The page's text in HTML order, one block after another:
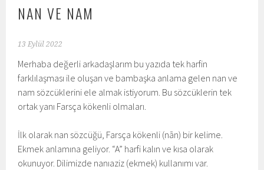
NAN VE NAM
13 Eylül 2022
Merhaba değerli arkadaşlarım bu yazıda tek harfin
farklılaşması ile oluşan ve bambaşka anlama gelen nan ve
nam sözcüklerini ele almak istiyorum. Bu sözcüklerin tek
ortak yanı Farsça kökenli olmaları.
İlk olarak nan sözcüğü, Farsça kökenli (nān) bir kelime.
Ekmek anlamına geliyor. “A” harfi kalın ve kısa olarak
okunuyor. Dilimizde nanıaziz (ekmek) kullanımı var.